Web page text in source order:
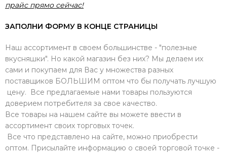
прайс прямо сейчас!
ЗАПОЛНИ ФОРМУ В КОНЦЕ СТРАНИЦЫ
Наш ассортимент в своем большинстве - "полезные
вкусняшки". Но какой магазин без них? Мы делаем их
сами и покупаем для Вас у множества разных
поставщиков БОЛЬШИМ оптом что бы получать лучшую
цену. Все предлагаемые нами товары пользуются
доверием потребителя за свое качество.
Все товары на нашем сайте вы можете ввести в
ассортимент своих торговых точек.
Все что представлено на сайте, можно приобрести
оптом. Присылайте информацию о своей торговой точке -